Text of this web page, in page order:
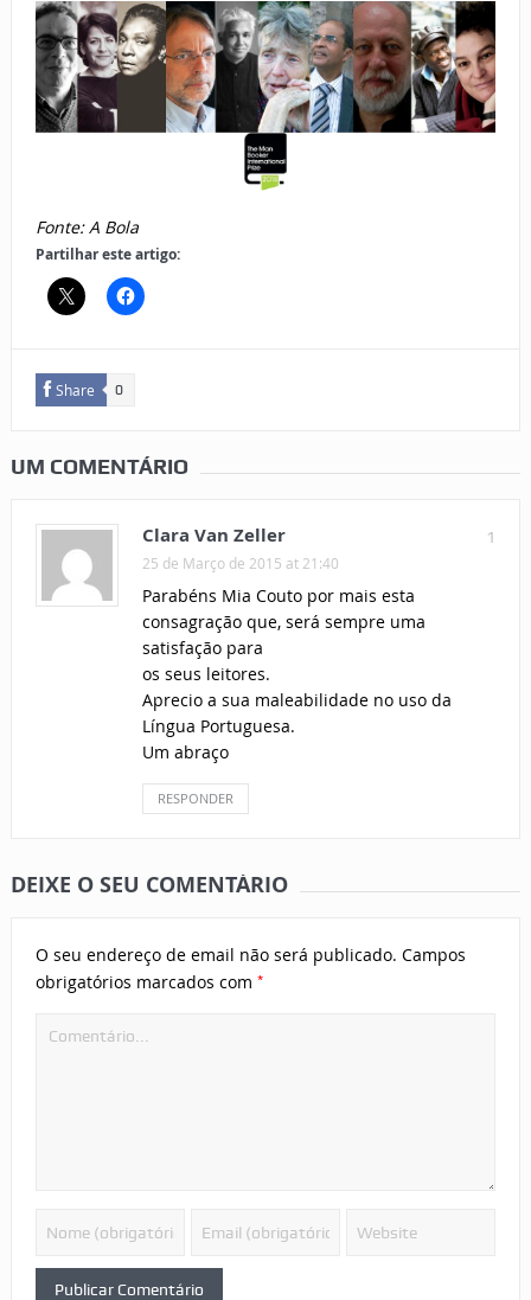
Fonte: A Bola
Partilhar este artigo:
Share 0
UM COMENTÁRIO
1
Clara Van Zeller
25 de Março de 2015 at 21:40
Parabéns Mia Couto por mais esta
consagração que, será sempre uma
satisfação para
os seus leitores.
Aprecio a sua maleabilidade no uso da
Língua Portuguesa.
Um abraço
RESPONDER
DEIXE O SEU COMENTÁRIO
O seu endereço de email não será publicado. Campos
obrigatórios marcados com *